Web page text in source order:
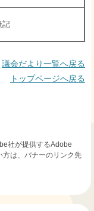
記
議会だより一覧へ戻る
トップページへ戻る
社が提供するAdobe
は、バナーのリンク先